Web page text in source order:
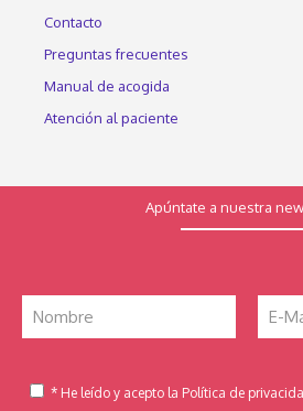
Contacto
Preguntas frecuentes
Manual de acogida
Atención al paciente
Apúntate a nuestra
* He leído y acepto la Política de